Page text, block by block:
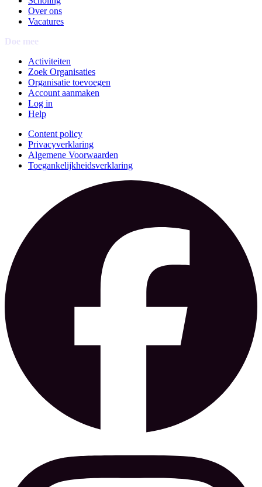
Over ons
Vacatures
Doe mee
Activiteiten
Zoek Organisaties
Organisatie toevoegen
Account aanmaken
Log in
Help
Content policy
Privacyverklaring
Algemene Voorwaarden
Toegankelijkheidsverklaring